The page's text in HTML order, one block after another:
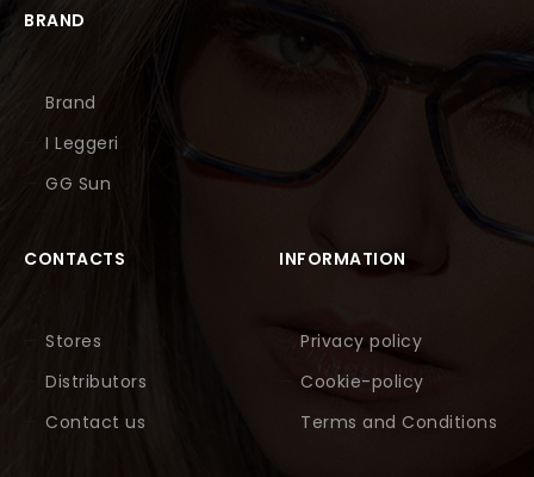
BRAND
Brand
I Leggeri
GG Sun
CONTACTS
Stores
Distributors
Contact us
INFORMATION
Privacy policy
Cookie-policy
Terms and Conditions